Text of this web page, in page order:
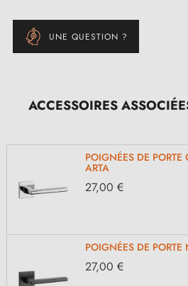
UNE QUESTION ?
ACCESSOIRES
POIGNÉES DE PORTE
ARTA
27,00 €
POIGNÉES DE PORTE
27,00 €